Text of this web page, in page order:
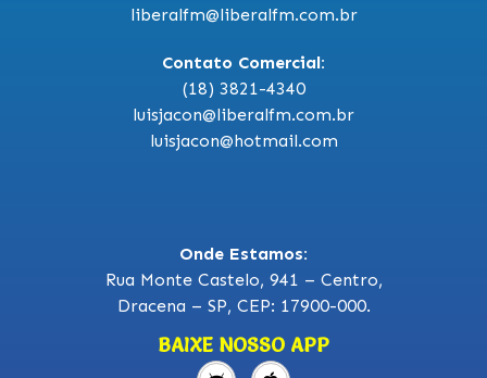
liberalfm@liberalfm.com.br
Contato Comercial:
(18) 3821-4340
luisjacon@liberalfm.com.br
luisjacon@hotmail.com
Onde Estamos:
Rua Monte Castelo, 941 – Centro,
Dracena – SP, CEP: 17900-000.
BAIXE NOSSO APP